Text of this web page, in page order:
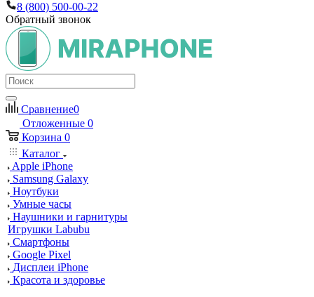
8 (800) 500-00-22
Обратный звонок
Сравнение0
Отложенные 0
Корзина 0
Каталог
Apple iPhone
Samsung Galaxy
Ноутбуки
Умные часы
Наушники и гарнитуры
Игрушки Labubu
Смартфоны
Google Pixel
Дисплеи iPhone
Красота и здоровье